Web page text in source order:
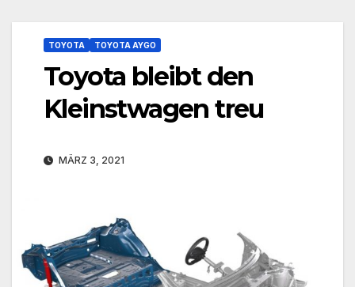
TOYOTA TOYOTA AYGO
Toyota bleibt den
Kleinstwagen treu
MÄRZ 3, 2021